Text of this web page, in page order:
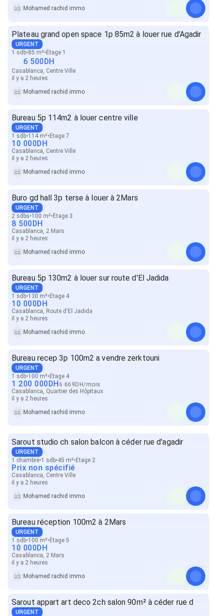
Mohamed rachid immo
Plateau grand open space 1p 85m2 à louer rue d'Agadir
URGENT
1 sdb 85 m² Étage 1
6 500DH
Casablanca, Centre Ville
il y a 2 heures
Mohamed rachid immo
Bureau 5p 114m2 à louer centre ville
URGENT
1 sdb 114 m² Étage 7
10 000DH
Casablanca, Centre Ville
il y a 2 heures
Mohamed rachid immo
Buro gd hall 3p terse à louer à 2Mars
URGENT
2 sdbs 100 m² Étage 3
8 500DH
Casablanca, 2 Mars
il y a 2 heures
Mohamed rachid immo
Bureau 5p 130m2 à louer sur route d'El Jadida
URGENT
1 sdb 130 m² Étage 4
10 000DH
Casablanca, Route d'El Jadida
il y a 2 heures
Mohamed rachid immo
Bureau recep 3p 100m2 a vendre zerktouni
URGENT
1 sdb 100 m² Étage 4
1 200 000DH 6 669DH/mois
Casablanca, Quartier des Hôpitaux
il y a 2 heures
Mohamed rachid immo
Sarout studio ch salon balcon à céder rue d'agadir
URGENT
1 chambre 1 sdb 45 m² Étage 2
Prix non spécifié
Casablanca, Centre Ville
il y a 2 heures
Mohamed rachid immo
Bureau réception 100m2 à 2Mars
URGENT
1 sdb 100 m² Étage 5
10 000DH
Casablanca, 2 Mars
il y a 2 heures
Mohamed rachid immo
Sarout appart art deco 2ch salon 90m² à céder rue d
URGENT